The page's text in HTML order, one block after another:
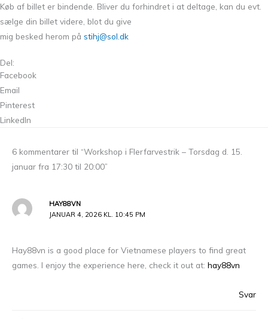
Køb af billet er bindende. Bliver du forhindret i at deltage, kan du evt.
sælge din billet videre, blot du give
mig besked herom på stihj@sol.dk
Del:
Facebook
Email
Pinterest
LinkedIn
6 kommentarer til “Workshop i Flerfarvestrik – Torsdag d. 15.
januar fra 17:30 til 20:00”
HAY88VN
JANUAR 4, 2026 KL. 10:45 PM
Hay88vn is a good place for Vietnamese players to find great
games. I enjoy the experience here, check it out at: hay88vn
Svar